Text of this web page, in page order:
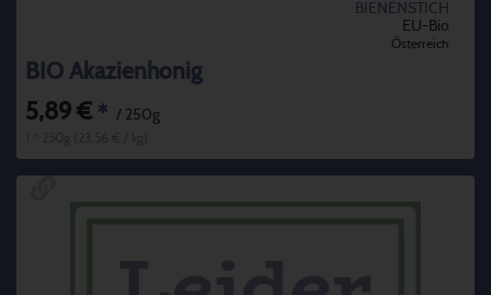
BIENENSTICH
EU-Bio
Österreich
BIO Akazienhonig
5,89 € * / 250g